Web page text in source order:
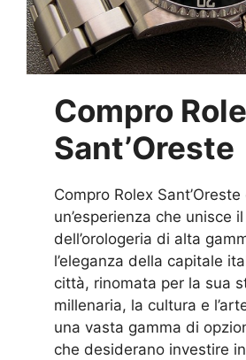
Compro
Sant’Oreste
Compro Rolex Sant’Oreste
un’esperienza che unisce
dell’orologeria di alta
l’eleganza della capitale
città, rinomata per la sua
millenaria, la cultura e
una vasta gamma di
che desiderano investire